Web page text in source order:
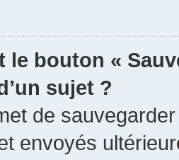
le bouton «
sujet ?
de
envoyés